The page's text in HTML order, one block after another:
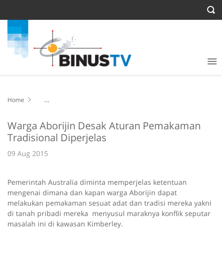
Home
Warga Aborijin Desak Aturan Pemakaman
Tradisional Diperjelas
09 Aug 2015
Pemerintah Australia diminta memperjelas ketentuan
mengenai dimana dan kapan warga Aborijin dapat
melakukan pemakaman sesuat adat dan tradisi mereka yakni
di tanah pribadi mereka menyusul maraknya konflik seputar
masalah ini di kawasan Kimberley.